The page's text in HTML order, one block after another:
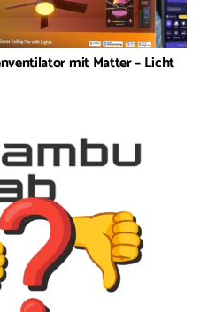
mit Matter – Licht